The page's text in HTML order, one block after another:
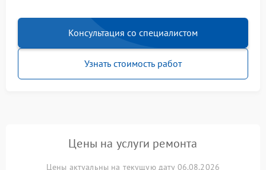
Консультация со специалистом
Узнать стоимость работ
Цены на услуги ремонта
Цены актуальны на текущую дату 06.08.2026